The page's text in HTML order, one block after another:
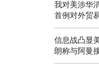
我对美涉华
首例对外贸
信息战凸显
朗称与阿曼